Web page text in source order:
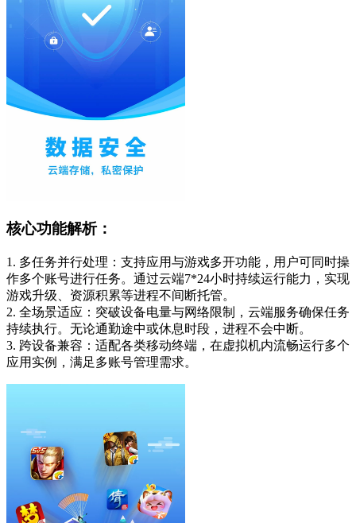
核心功能解析：
1. 多任务并行处理：支持应用与游戏多开功能，用户可同时操
作多个账号进行任务。通过云端7*24小时持续运行能力，实现
游戏升级、资源积累等进程不间断托管。
2. 全场景适应：突破设备电量与网络限制，云端服务确保任务
持续执行。无论通勤途中或休息时段，进程不会中断。
3. 跨设备兼容：适配各类移动终端，在虚拟机内流畅运行多个
应用实例，满足多账号管理需求。